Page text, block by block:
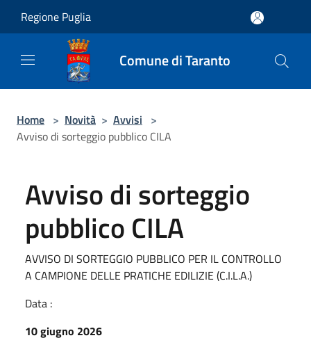
Regione Puglia
Comune di Taranto
Home > Novità > Avvisi >
Avviso di sorteggio pubblico CILA
Avviso di sorteggio
pubblico CILA
AVVISO DI SORTEGGIO PUBBLICO PER IL CONTROLLO
A CAMPIONE DELLE PRATICHE EDILIZIE (C.I.L.A.)
Data :
10 giugno 2026